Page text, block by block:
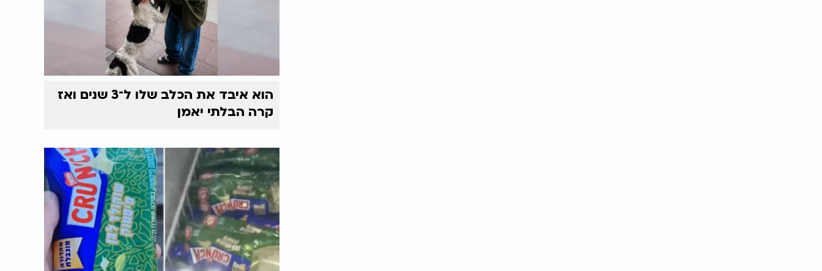
הוא איבד את הכלב שלו ל־3 שנים ואז
קרה הבלתי יאמן